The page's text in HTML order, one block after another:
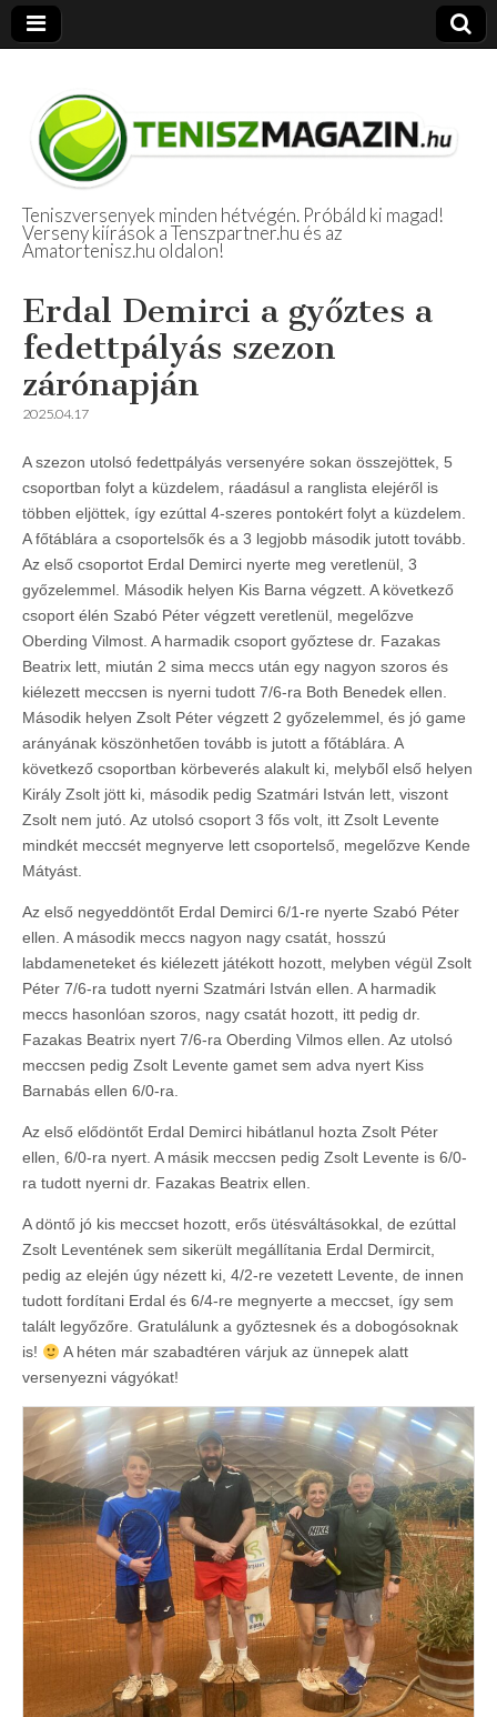
Amatőr Tenisz
Beszámolók
Teniszversenyek minden hétvégén. Próbáld ki magad!
Verseny kiírások a Tenszpartner.hu és az
Amatortenisz.hu oldalon!
Erdal Demirci a győztes a
fedettpályás szezon
zárónapján
2025.04.17
A szezon utolsó fedettpályás versenyére sokan összejöttek, 5
csoportban folyt a küzdelem, ráadásul a ranglista elejéről is
többen eljöttek, így ezúttal 4-szeres pontokért folyt a küzdelem.
A főtáblára a csoportelsők és a 3 legjobb második jutott tovább.
Az első csoportot Erdal Demirci nyerte meg veretlenül, 3
győzelemmel. Második helyen Kis Barna végzett. A következő
csoport élén Szabó Péter végzett veretlenül, megelőzve
Oberding Vilmost. A harmadik csoport győztese dr. Fazakas
Beatrix lett, miután 2 sima meccs után egy nagyon szoros és
kiélezett meccsen is nyerni tudott 7/6-ra Both Benedek ellen.
Második helyen Zsolt Péter végzett 2 győzelemmel, és jó game
arányának köszönhetően tovább is jutott a főtáblára. A
következő csoportban körbeverés alakult ki, melyből első helyen
Király Zsolt jött ki, második pedig Szatmári István lett, viszont
Zsolt nem jutó. Az utolsó csoport 3 fős volt, itt Zsolt Levente
mindkét meccsét megnyerve lett csoportelső, megelőzve Kende
Mátyást.
Az első negyeddöntőt Erdal Demirci 6/1-re nyerte Szabó Péter
ellen. A második meccs nagyon nagy csatát, hosszú
labdameneteket és kiélezett játékott hozott, melyben végül Zsolt
Péter 7/6-ra tudott nyerni Szatmári István ellen. A harmadik
meccs hasonlóan szoros, nagy csatát hozott, itt pedig dr.
Fazakas Beatrix nyert 7/6-ra Oberding Vilmos ellen. Az utolsó
meccsen pedig Zsolt Levente gamet sem adva nyert Kiss
Barnabás ellen 6/0-ra.
Az első elődöntőt Erdal Demirci hibátlanul hozta Zsolt Péter
ellen, 6/0-ra nyert. A másik meccsen pedig Zsolt Levente is 6/0-
ra tudott nyerni dr. Fazakas Beatrix ellen.
A döntő jó kis meccset hozott, erős ütésváltásokkal, de ezúttal
Zsolt Leventének sem sikerült megállítania Erdal Dermircit,
pedig az elején úgy nézett ki, 4/2-re vezetett Levente, de innen
tudott fordítani Erdal és 6/4-re megnyerte a meccset, így sem
talált legyőzőre. Gratulálunk a győztesnek és a dobogósoknak
is!
A héten már szabadtéren várjuk az ünnepek alatt
versenyezni vágyókat!